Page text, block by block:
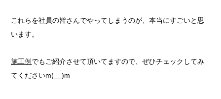
これらを社員の皆さんでやってしまうのが、本当にすごいと思
います。
施工例 でもご紹介させて頂いてますので、ぜひチェックしてみ
てくださいm(__)m